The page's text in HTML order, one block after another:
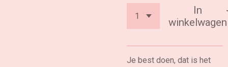
In
winkelwagen
Je best doen, dat is het